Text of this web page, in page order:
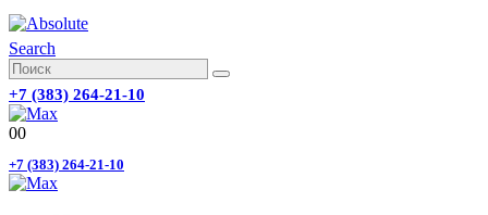
Search
+7 (383) 264-21-10
00
+7 (383) 264-21-10